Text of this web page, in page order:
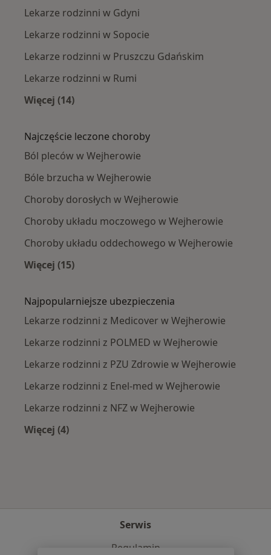
Lekarze rodzinni w Gdyni
Lekarze rodzinni w Sopocie
Lekarze rodzinni w Pruszczu Gdańskim
Lekarze rodzinni w Rumi
Więcej (14)
Najczęście leczone choroby
Ból pleców w Wejherowie
Bóle brzucha w Wejherowie
Choroby dorosłych w Wejherowie
Choroby układu moczowego w Wejherowie
Choroby układu oddechowego w Wejherowie
Więcej (15)
Najpopularniejsze ubezpieczenia
Lekarze rodzinni z Medicover w Wejherowie
Lekarze rodzinni z POLMED w Wejherowie
Lekarze rodzinni z PZU Zdrowie w Wejherowie
Lekarze rodzinni z Enel-med w Wejherowie
Lekarze rodzinni z NFZ w Wejherowie
Więcej (4)
Serwis
Regulamin